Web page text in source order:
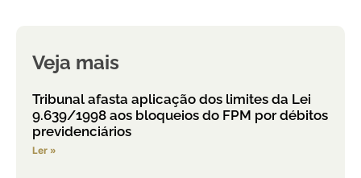
Veja mais
Tribunal afasta aplicação dos limites da Lei
9.639/1998 aos bloqueios do FPM por débitos
previdenciários
Ler »